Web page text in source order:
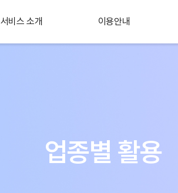
서비스 소개 이용안내
업종별 활용